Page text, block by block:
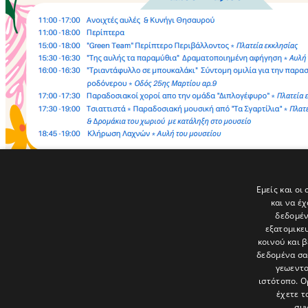
Εμείς και
και να
κοινού και
δεδομένα
ιστότοπο.
έχετε